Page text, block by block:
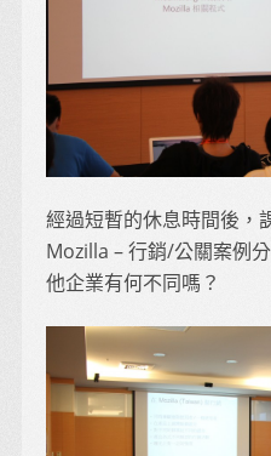
經過短暫的休息時間後
Mozilla – 行銷/公關案例
他企業有何不同嗎？